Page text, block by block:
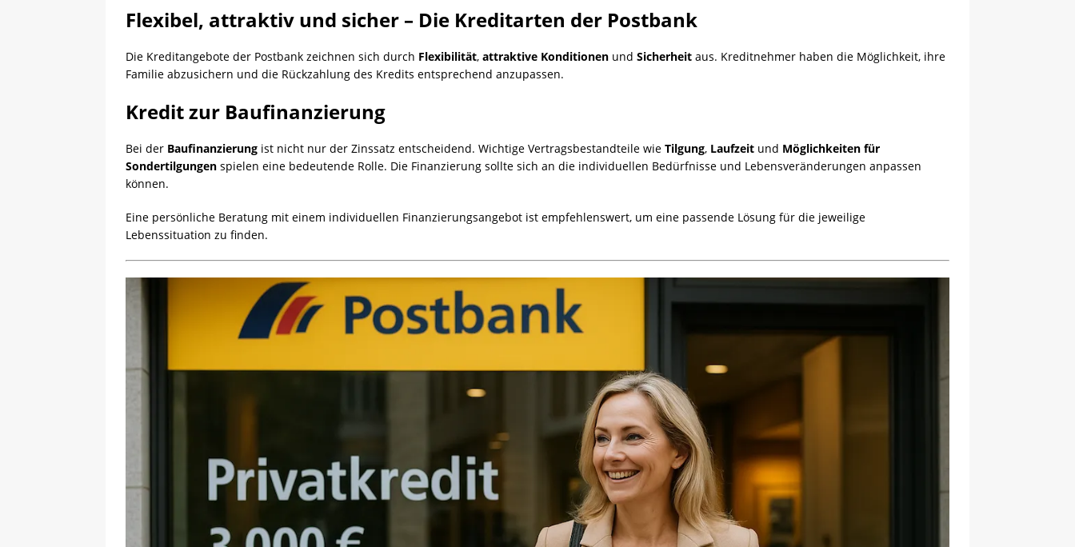
Flexibel, attraktiv und sicher – Die Kreditarten der Postbank
Die Kreditangebote der Postbank zeichnen sich durch Flexibilität, attraktive Konditionen und Sicherheit aus. Kreditnehmer haben die Möglichkeit, ihre
Familie abzusichern und die Rückzahlung des Kredits entsprechend anzupassen.
Kredit zur Baufinanzierung
Bei der Baufinanzierung ist nicht nur der Zinssatz entscheidend. Wichtige Vertragsbestandteile wie Tilgung, Laufzeit und Möglichkeiten für
Sondertilgungen spielen eine bedeutende Rolle. Die Finanzierung sollte sich an die individuellen Bedürfnisse und Lebensveränderungen anpassen
können.
Eine persönliche Beratung mit einem individuellen Finanzierungsangebot ist empfehlenswert, um eine passende Lösung für die jeweilige
Lebenssituation zu finden.